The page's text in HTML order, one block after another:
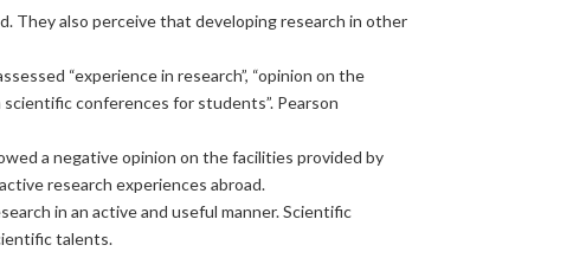
They also perceive that developing research in other
“experience in research”, “opinion on the
scientific conferences for students”. Pearson
a negative opinion on the facilities provided by
research experiences abroad.
in an active and useful manner. Scientific
talents.